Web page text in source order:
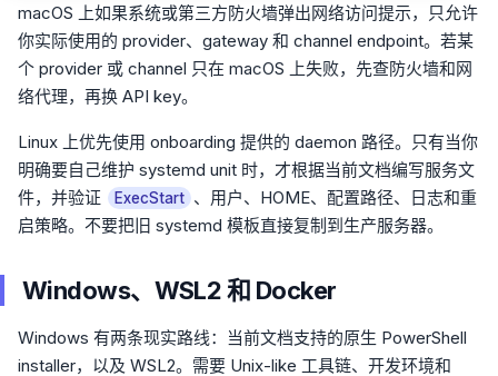
macOS 上如果系统或第三方防火墙弹出网络访问提示，只允许
你实际使用的 provider、gateway 和 channel endpoint。若某
个 provider 或 channel 只在 macOS 上失败，先查防火墙和网
络代理，再换 API key。
Linux 上优先使用 onboarding 提供的 daemon 路径。只有当你
明确要自己维护 systemd unit 时，才根据当前文档编写服务文
件，并验证
ExecStart 、用户、HOME、配置路径、日志和重
启策略。不要把旧 systemd 模板直接复制到生产服务器。
Windows、WSL2 和 Docker
Windows 有两条现实路线：当前文档支持的原生 PowerShell
installer，以及 WSL2。需要 Unix-like 工具链、开发环境和